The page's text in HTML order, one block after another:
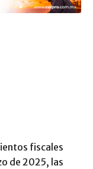
fiscales
de 2025, las